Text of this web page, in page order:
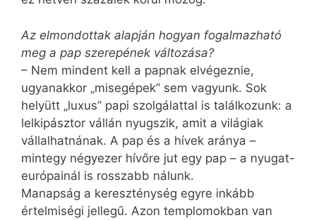
Az elmondottak alapján hogyan fogalmazható
meg a pap szerepének változása?
– Nem mindent kell a papnak elvégeznie,
ugyanakkor „misegépek” sem vagyunk. Sok
helyütt „luxus” papi szolgálattal is találkozunk: a
lelkipásztor vállán nyugszik, amit a világiak
vállalhatnának. A pap és a hívek aránya –
mintegy négyezer hívőre jut egy pap – a nyugat-
európainál is rosszabb nálunk.
Manapság a kereszténység egyre inkább
értelmiségi jellegű. Azon templomokban van